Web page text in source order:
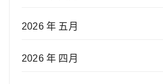
2026 年 五月
2026 年 四月